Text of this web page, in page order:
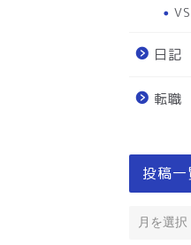
日記
転職
投稿一